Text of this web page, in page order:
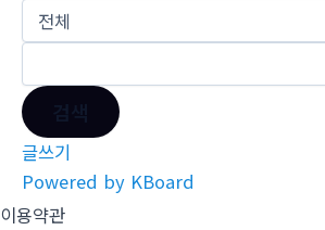
글쓰기
Powered by KBoard
이용약관